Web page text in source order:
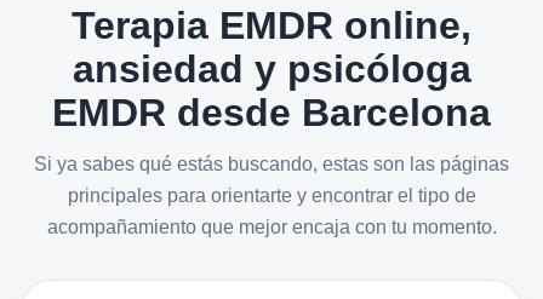
Terapia EMDR online,
ansiedad y psicóloga
EMDR desde Barcelona
Si ya sabes qué estás buscando, estas son las páginas
principales para orientarte y encontrar el tipo de
acompañamiento que mejor encaja con tu momento.